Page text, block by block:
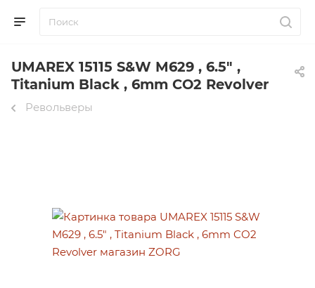
UMAREX 15115 S&W M629 , 6.5" ,
Titanium Black , 6mm CO2 Revolver
Револьверы